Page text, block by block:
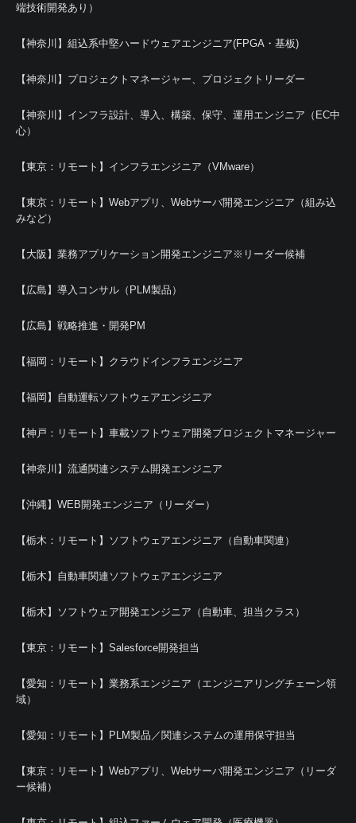
端技術開発あり）
【神奈川】組込系中堅ハードウェアエンジニア(FPGA・基板)
【神奈川】プロジェクトマネージャー、プロジェクトリーダー
【神奈川】インフラ設計、導入、構築、保守、運用エンジニア（EC中
心）
【東京：リモート】インフラエンジニア（VMware）
【東京：リモート】Webアプリ、Webサーバ開発エンジニア（組み込
みなど）
【大阪】業務アプリケーション開発エンジニア※リーダー候補
【広島】導入コンサル（PLM製品）
【広島】戦略推進・開発PM
【福岡：リモート】クラウドインフラエンジニア
【福岡】自動運転ソフトウェアエンジニア
【神戸：リモート】車載ソフトウェア開発プロジェクトマネージャー
【神奈川】流通関連システム開発エンジニア
【沖縄】WEB開発エンジニア（リーダー）
【栃木：リモート】ソフトウェアエンジニア（自動車関連）
【栃木】自動車関連ソフトウェアエンジニア
【栃木】ソフトウェア開発エンジニア（自動車、担当クラス）
【東京：リモート】Salesforce開発担当
【愛知：リモート】業務系エンジニア（エンジニアリングチェーン領
域）
【愛知：リモート】PLM製品／関連システムの運用保守担当
【東京：リモート】Webアプリ、Webサーバ開発エンジニア（リーダ
ー候補）